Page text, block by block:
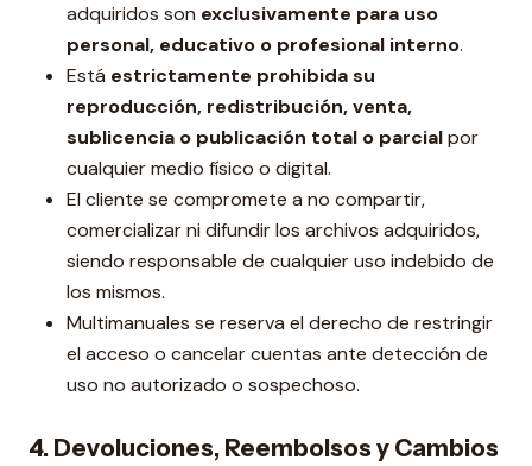
adquiridos son exclusivamente para uso
personal, educativo o profesional interno.
Está estrictamente prohibida su
reproducción, redistribución, venta,
sublicencia o publicación total o parcialpor
cualquier medio físico o digital.
El cliente se compromete a no compartir,
comercializar ni difundir los archivos adquiridos,
siendo responsable de cualquier uso indebido de
los mismos.
Multimanuales se reserva el derecho de restringir
el acceso o cancelar cuentas ante detección de
uso no autorizado o sospechoso.
4. Devoluciones, Reembolsos y Cambios